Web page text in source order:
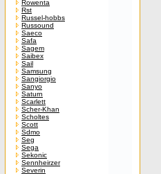
Rowenta
Rst
Russel-hobbs
Russound
Saeco
Safa
Sagem
Saibex
Sail
Samsung
Sangiorgio
Sanyo
Saturn
Scarlett
Scher-Khan
Scholtes
Scott
Sdmo
Seg
Sega
Sekonic
Sennheirzer
Severin